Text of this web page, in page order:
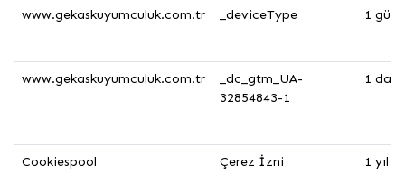
www.gekaskuyumculuk.com.tr _deviceType 1 gün
www.gekaskuyumculuk.com.tr
_dc_gtm_UA-
32854843-1
1
Cookiespool Çerez İzni 1 yıl